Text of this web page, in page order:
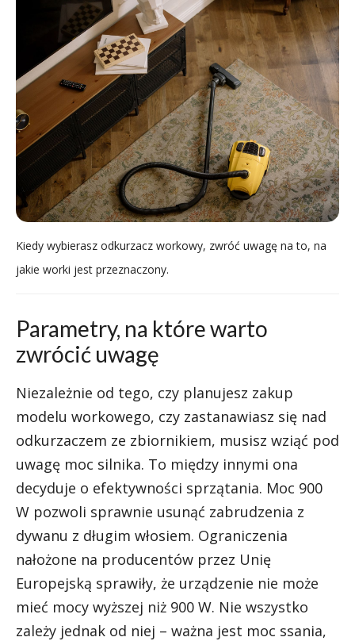
Kiedy wybierasz odkurzacz workowy, zwróć uwagę na to, na
jakie worki jest przeznaczony.
Parametry, na które warto
zwrócić uwagę
Niezależnie od tego, czy planujesz zakup
modelu workowego, czy zastanawiasz się nad
odkurzaczem ze zbiornikiem, musisz wziąć pod
uwagę moc silnika. To między innymi ona
decyduje o efektywności sprzątania. Moc 900
W pozwoli sprawnie usunąć zabrudzenia z
dywanu z długim włosiem. Ograniczenia
nałożone na producentów przez Unię
Europejską sprawiły, że urządzenie nie może
mieć mocy wyższej niż 900 W. Nie wszystko
zależy jednak od niej – ważna jest moc ssania,